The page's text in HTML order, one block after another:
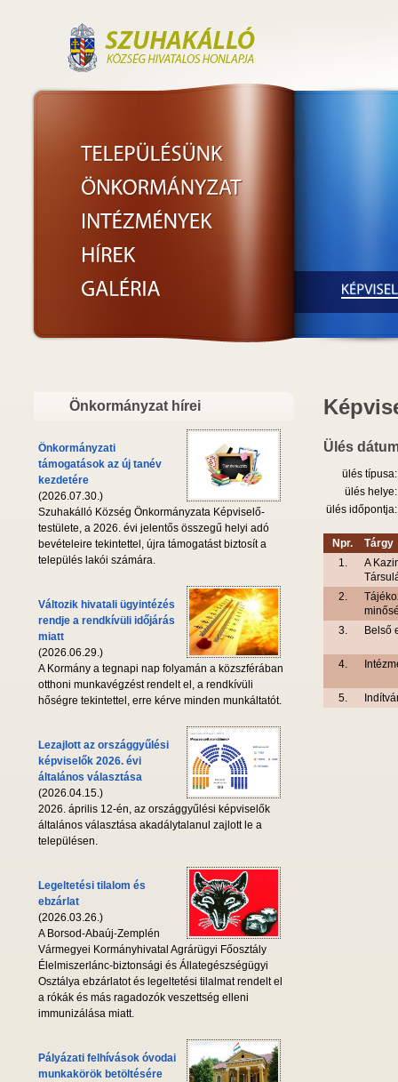
Önkormányzat hírei
Önkormányzati
támogatások az új tanév
kezdetére
(2026.07.30.)
Szuhakálló Község Önkormányzata Képviselő-
testülete, a 2026. évi jelentős összegű helyi adó
bevételeire tekintettel, újra támogatást biztosít a
település lakói számára.
Változik hivatali ügyintézés
rendje a rendkívüli időjárás
miatt
(2026.06.29.)
A Kormány a tegnapi nap folyamán a közszférában
otthoni munkavégzést rendelt el, a rendkívüli
hőségre tekintettel, erre kérve minden munkáltatót.
Lezajlott az országgyűlési
képviselők 2026. évi
általános választása
(2026.04.15.)
2026. április 12-én, az országgyűlési képviselők
általános választása akadálytalanul zajlott le a
településen.
Legeltetési tilalom és
ebzárlat
(2026.03.26.)
A Borsod-Abaúj-Zemplén
Vármegyei Kormányhivatal Agrárügyi Főosztály
Élelmiszerlánc-biztonsági és Állategészségügyi
Osztálya ebzárlatot és legeltetési tilalmat rendelt el
a rókák és más ragadozók veszettség elleni
immunizálása miatt.
Pályázati felhívások óvodai
munkakörök betöltésére
Ülés
ülés típusa:
ülés helye:
ülés időpontja:
Npr.
Tárgy
1.
A
2.
3.
Belső
4.
5.